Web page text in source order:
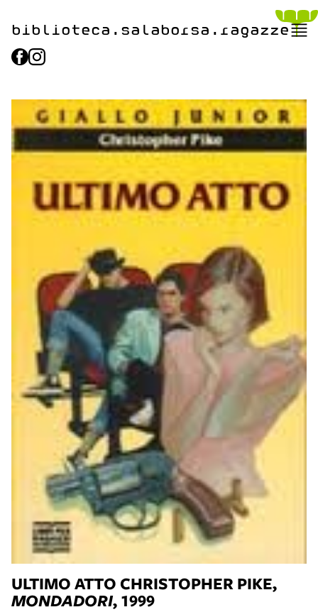
biblioteca.​salaborsa.ragazze
ULTIMO ATTO CHRISTOPHER PIKE,
MONDADORI, 1999